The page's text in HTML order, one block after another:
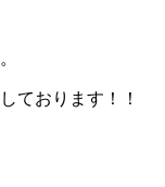
ております！！